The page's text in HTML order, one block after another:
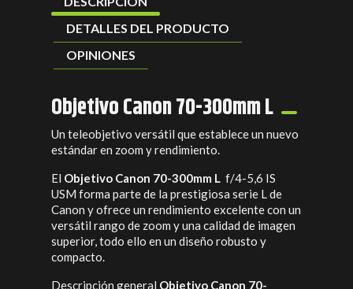
DETALLES DEL PRODUCTO
OPINIONES
Objetivo Canon 70-300mm L
Un teleobjetivo versátil que establece un nuevo
estándar en zoom y rendimiento.
El Objetivo Canon 70-300mm L f/4-5,6 IS
USM forma parte de la prestigiosa serie L de
Canon y ofrece un rendimiento excelente con un
versátil rango de zoom y una calidad de imagen
superior, todo ello en un diseño robusto y
compacto.
Descripción general Objetivo Canon 70-